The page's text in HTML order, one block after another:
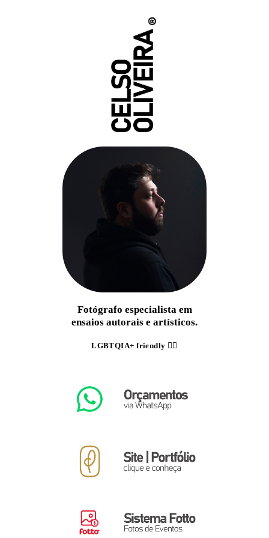
Fotógrafo especialista em
ensaios autorais e artísticos.
LGBTQIA+ friendly 🏳️‍🌈